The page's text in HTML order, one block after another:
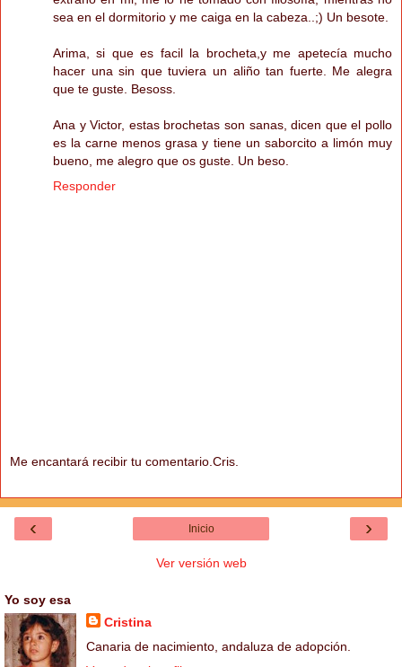
sea en el dormitorio y me caiga en la cabeza..;) Un besote.
Arima, si que es facil la brocheta,y me apetecía mucho
hacer una sin que tuviera un aliño tan fuerte. Me alegra
que te guste. Besoss.
Ana y Victor, estas brochetas son sanas, dicen que el pollo
es la carne menos grasa y tiene un saborcito a limón muy
bueno, me alegro que os guste. Un beso.
Responder
Me encantará recibir tu comentario.Cris.
‹ ›
Inicio
Ver versión web
Yo soy esa
Cristina
Canaria de nacimiento, andaluza de adopción.